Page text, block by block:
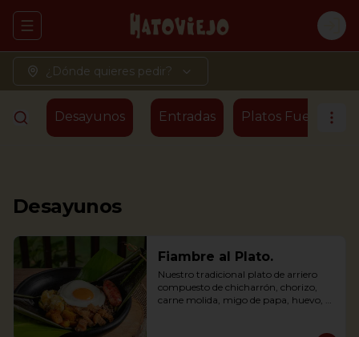
Abrir menu de navegación
¿Dónde quieres pedir?
Desayunos Entradas Platos Fuertes -
Desayunos
Fiambre al Plato.
Nuestro tradicional plato de arriero
compuesto de chicharrón, chorizo,
carne molida, migo de papa, huevo,